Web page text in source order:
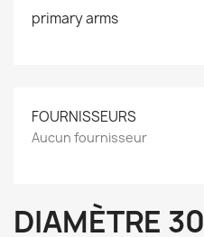
primary arms
FOURNISSEURS
Aucun fournisseur
DIAMÈTRE 30